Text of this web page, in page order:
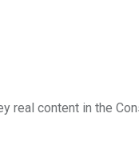
content in the